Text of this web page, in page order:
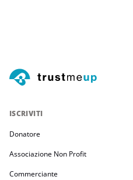
ISCRIVITI
Donatore
Associazione Non Profit
Commerciante